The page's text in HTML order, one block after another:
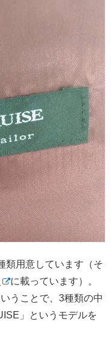
類用意しています（そ
に載っています）。
うことで、3種類の中
」というモデルを